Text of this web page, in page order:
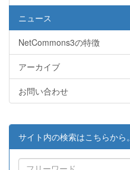
ニュース
NetCommons3の特徴
アーカイブ
お問い合わせ
サイト内の検索はこちらから。